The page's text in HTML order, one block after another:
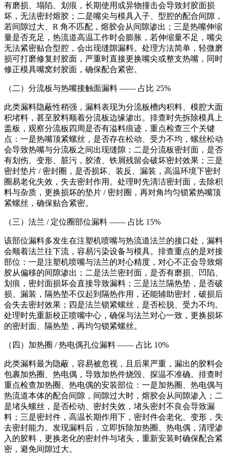
有磨损、塌陷、划痕，长期使用或异物撞击会导致封胶面损
坏，无法密封熔胶；二是嘴尖与模具入子、型腔的配合间隙，
若间隙过大、R 角不匹配，熔胶会从间隙渗出；三是热嘴伸缩
量是否充足，热流道高温工作时会膨胀，若伸缩量不足，嘴尖
无法紧密贴合型腔，会出现缝隙漏料。处理方法简单，轻微磨
损可打磨修复封胶面，严重时直接更换嘴尖或整支热嘴，同时
修正模具嘴窝封胶面，确保配合紧密。
（二）分流板与热嘴接触面漏料 —— 占比 25%
此类漏料隐蔽性稍强，漏料表现为分流板槽内积料、模腔大面
积堵料，甚至胶料顺着分流板边缘渗出。排查时先拆除模具上
盖板，观察分流板四周是否有溢料痕迹，重点检查三个关键
点：一是热嘴顶紧螺丝，是否存在松动、受力不均，螺丝松动
会导致热嘴与分流板之间出现缝隙；二是分流板密封面，是否
有划伤、变形、脏污，胶渣、铁屑残留会破坏密封效果；三是
密封垫片 / 密封圈，是否损坏、装反、漏装，高温环境下密封
圈易老化失效，失去密封作用。处理时先清洁密封面，去除积
料与杂质，更换损坏的垫片 / 密封圈，再对角均匀锁紧热嘴顶
紧螺丝，确保贴合紧密。
（三）法兰 / 定位圈部位漏料 —— 占比 15%
该部位漏料多发生在注塑机喷嘴与热流道法兰的接口处，漏料
会顺着法兰往下流，容易污染设备与模具。排查重点的是对接
部位：一是注塑机喷嘴与法兰的对心精度，对心不正会导致熔
胶从偏移的间隙渗出；二是法兰密封面，是否有磨损、凹陷、
划痕，密封面损坏会直接导致漏料；三是法兰隔热垫，是否破
损、漏装，隔热垫不仅起到隔热作用，还能辅助密封，破损后
会失去密封效果；四是法兰锁紧螺丝，是否松脱、受力不均。
处理时先重新校正喷嘴中心，确保与法兰对心一致，更换损坏
的密封面、隔热垫，再均匀锁紧螺丝。
（四）加热圈 / 热电偶孔位漏料 —— 占比 10%
此类漏料最为隐蔽，容易被忽视，且后果严重，漏出的胶料会
包裹加热圈、热电偶，导致加热件烧毁、探温不准确。排查时
重点检查加热圈、热电偶的安装部位：一是加热圈、热电偶与
热流道本体的配合间隙，间隙过大时，熔胶会从间隙渗入；二
是堵头螺丝，是否松动、密封失效，堵头密封不良会导致漏
料；三是密封件，高温长期作用下，密封件会老化、变形，失
去密封能力。发现漏料后，立即拆除加热圈、热电偶，清理渗
入的胶料，更换老化的密封件与堵头，重新安装时确保配合紧
密，避免间隙过大。